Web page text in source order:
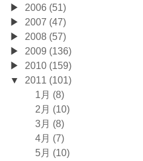
2006 (51)
2007 (47)
2008 (57)
2009 (136)
2010 (159)
2011 (101)
1月 (8)
2月 (10)
3月 (8)
4月 (7)
5月 (10)